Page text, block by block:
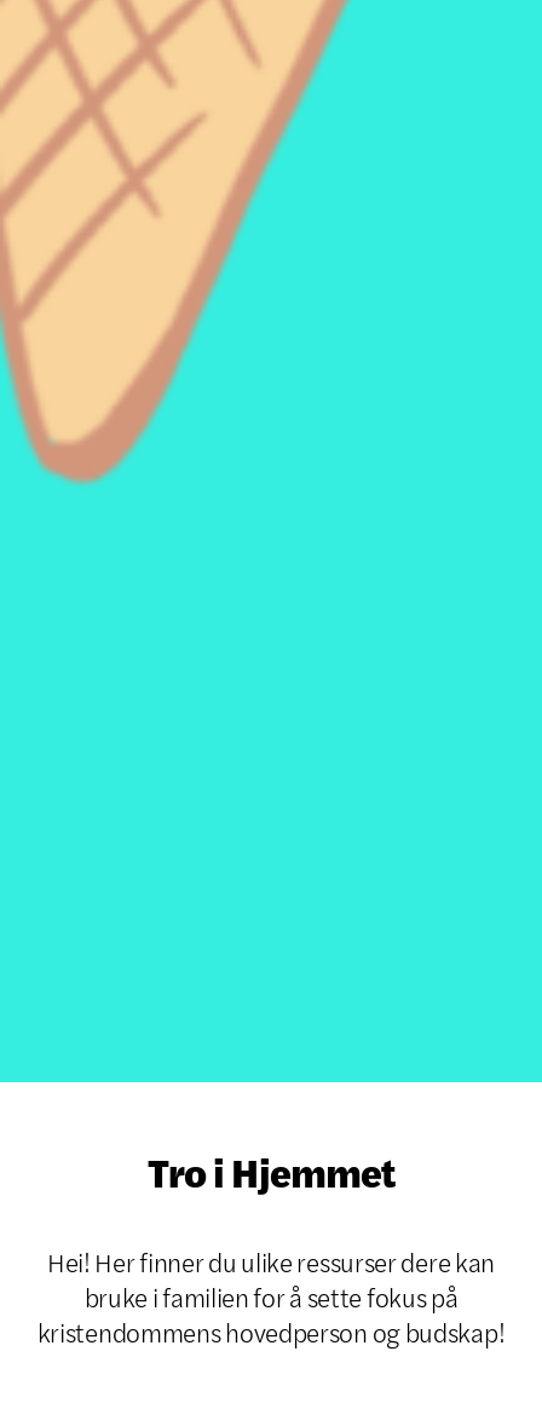
Tro i Hjemmet
Hei! Her finner du ulike ressurser dere kan
bruke i familien for å sette fokus på
kristendommens hovedperson og budskap!